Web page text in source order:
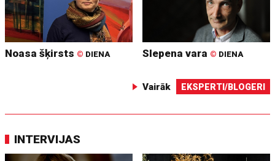
Noasa šķirsts © DIENA Slepena vara © DIENA
Vairāk EKSPERTI/BLOGERI
INTERVIJAS